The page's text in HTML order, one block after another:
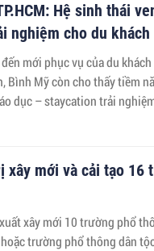
Hệ sinh thái
nghiệm cho du
mới phục vụ của du
Bình Mỹ còn cho thấy tiềm
dục – staycation trải
xây mới và cải tạo 16
xây mới 10 trường phổ
trường phổ thông dân